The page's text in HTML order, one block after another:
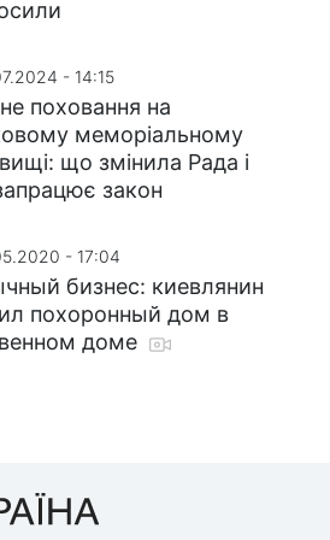
- 14:15
поховання на
меморіальному
що змінила Рада і
закон
- 17:04
бизнес: киевлянин
похоронный дом в
доме